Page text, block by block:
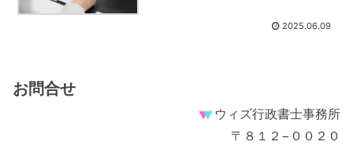
2025.06.09
お問合せ
ウィズ行政書士事務所
〒８１２−００２０